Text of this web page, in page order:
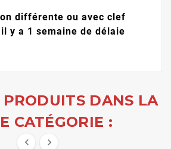
différente ou avec clef
y a 1 semaine de délaie
PRODUITS DANS LA
CATÉGORIE :
 